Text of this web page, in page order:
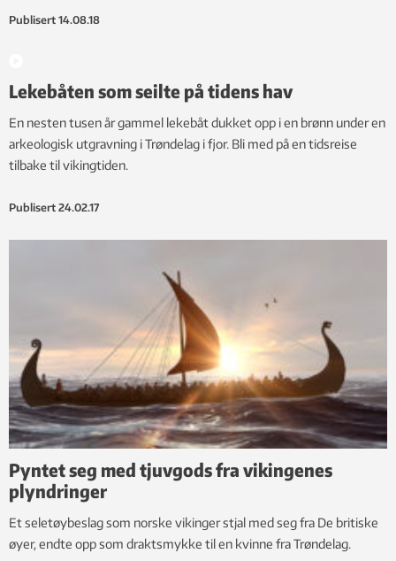
Publisert 14.08.18
Lekebåten som seilte på tidens hav
En nesten tusen år gammel lekebåt dukket opp i en brønn under en
arkeologisk utgravning i Trøndelag i fjor. Bli med på en tidsreise
tilbake til vikingtiden.
Publisert 24.02.17
Pyntet seg med tjuvgods fra vikingenes
plyndringer
Et seletøybeslag som norske vikinger stjal med seg fra De britiske
øyer, endte opp som draktsmykke til en kvinne fra Trøndelag.